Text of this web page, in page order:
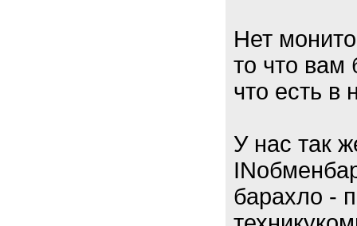
Нет
то что вам
что есть в
У нас так
барахло -